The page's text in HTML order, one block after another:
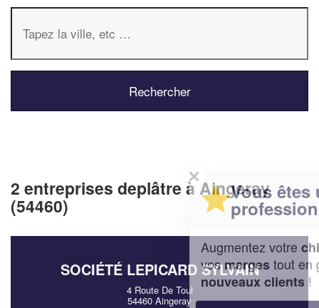
2 entreprises deplâtre à Aingeray
(54460)
SOCIÉTÉ LEPICARD SYLVAIN
4 Route De Toul
54460 Aingeray
Vous êtes un
professionnel ?
chiffre d'affaireset
vosmargestout en gagnant de
nouveaux clients!